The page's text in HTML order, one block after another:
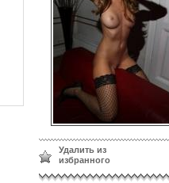
Удалить из
избранного